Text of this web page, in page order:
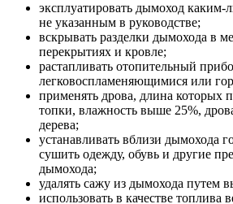
эксплуатировать дымоход
не указанным в руководстве;
вскрывать разделки дымохода в
перекрытиях и кровле;
растапливать отопительный
легковоспламеняющимися или
применять дрова, длина которых
топки, влажность выше 25%,
дерева;
устанавливать вблизи дымохода
сушить одежду, обувь и другие
дымохода;
удалять сажу из дымохода путем
использовать в качестве топлива